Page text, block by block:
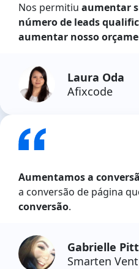
Nos permitiu aumentar
número de leads
aumentar nosso
Laura Oda
Afixcode
Aumentamos a
a conversão de página
conversão.
Gabrielle
Smarten